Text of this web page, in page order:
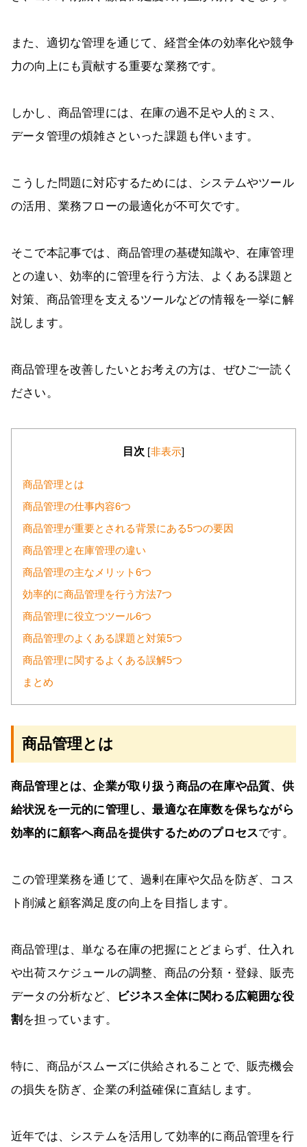
また、適切な管理を通じて、経営全体の効率化や競争
力の向上にも貢献する重要な業務です。
しかし、商品管理には、在庫の過不足や人的ミス、
データ管理の煩雑さといった課題も伴います。
こうした問題に対応するためには、システムやツール
の活用、業務フローの最適化が不可欠です。
そこで本記事では、商品管理の基礎知識や、在庫管理
との違い、効率的に管理を行う方法、よくある課題と
対策、商品管理を支えるツールなどの情報を一挙に解
説します。
商品管理を改善したいとお考えの方は、ぜひご一読く
ださい。
目次 [非表示]
商品管理とは
商品管理の仕事内容6つ
商品管理が重要とされる背景にある5つの要因
商品管理と在庫管理の違い
商品管理の主なメリット6つ
効率的に商品管理を行う方法7つ
商品管理に役立つツール6つ
商品管理のよくある課題と対策5つ
商品管理に関するよくある誤解5つ
まとめ
商品管理とは
商品管理とは、企業が取り扱う商品の在庫や品質、供
給状況を一元的に管理し、最適な在庫数を保ちながら
効率的に顧客へ商品を提供するためのプロセスです。
この管理業務を通じて、過剰在庫や欠品を防ぎ、コス
ト削減と顧客満足度の向上を目指します。
商品管理は、単なる在庫の把握にとどまらず、仕入れ
や出荷スケジュールの調整、商品の分類・登録、販売
データの分析など、
ビジネス全体に関わる広範囲な役
割 を担っています。
特に、商品がスムーズに供給されることで、販売機会
の損失を防ぎ、企業の利益確保に直結します。
近年では、システムを活用して効率的に商品管理を行